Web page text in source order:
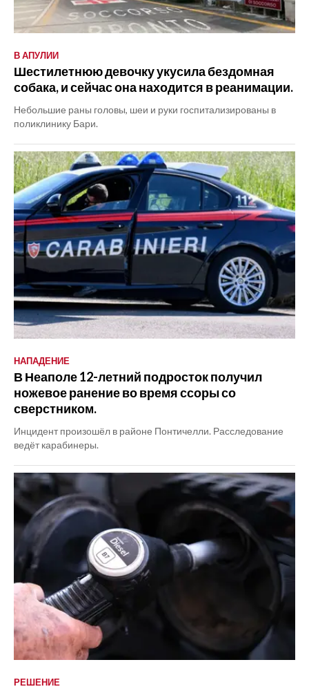
В АПУЛИИ
Шестилетнюю девочку укусила бездомная
собака, и сейчас она находится в реанимации.
Небольшие раны головы, шеи и руки госпитализированы в
поликлинику Бари.
НАПАДЕНИЕ
В Неаполе 12-летний подросток получил
ножевое ранение во время ссоры со
сверстником.
Инцидент произошёл в районе Понтичелли. Расследование
ведёт карабинеры.
РЕШЕНИЕ